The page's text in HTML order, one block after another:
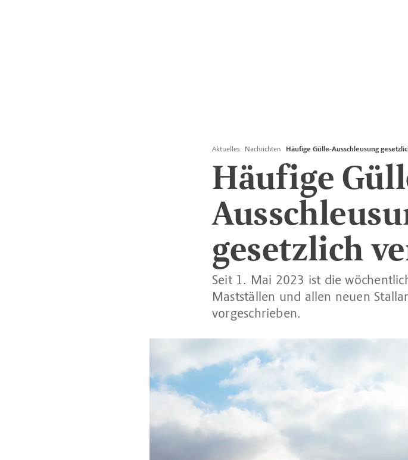
Aktuelles Nachrichten Häufige Gülle-Ausschleusung
Häufige
gesetzlich
Seit 1. Mai 2023 ist die
Mastställen und allen neuen
vorgeschrieben.